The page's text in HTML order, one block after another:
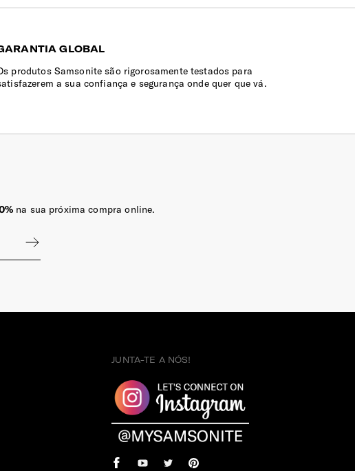
GLOBAL
produtos Samsonite são rigorosamente testados para
a sua confiança e segurança onde quer que vá.
na sua próxima compra online.
JUNTA-TE A NÓS!